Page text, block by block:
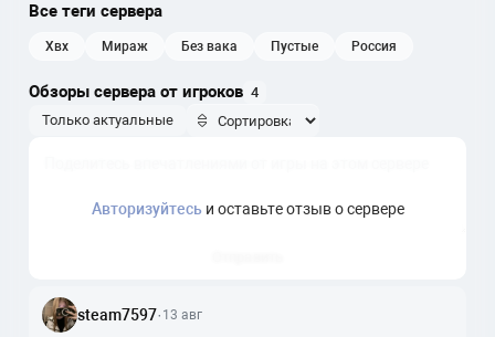
Все теги сервера
хвх мираж без вака пустые россия
Обзоры сервера от игроков 4
Только актуальные
Авторизуйтесьи оставьте отзыв о сервере
steam7597· 13 авг